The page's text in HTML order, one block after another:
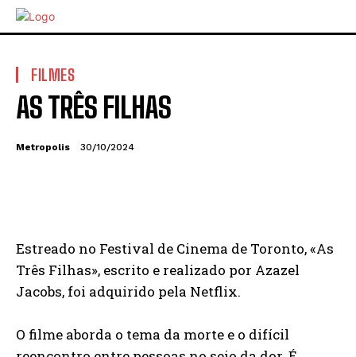
FILMES
AS TRÊS FILHAS
Metropolis 30/10/2024
Estreado no Festival de Cinema de Toronto, «As
Três Filhas», escrito e realizado por Azazel
Jacobs, foi adquirido pela Netflix.
O filme aborda o tema da morte e o difícil